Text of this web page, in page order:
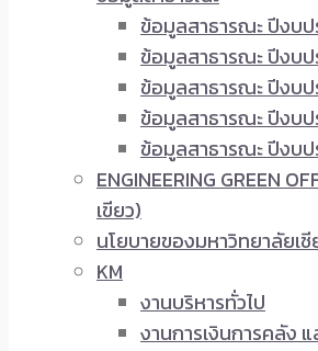
ข้อมูลสาธารณะ ปีงบ
ข้อมูลสาธารณะ ปีงบ
ข้อมูลสาธารณะ ปีงบ
ข้อมูลสาธารณะ ปีงบ
ข้อมูลสาธารณะ ปีงบ
ENGINEERING GREEN
เขียว)
นโยบายของมหาวิทยาลัยเชี
KM
งานบริหารทั่วไป
งานการเงินการคลัง